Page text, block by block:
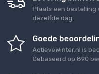
Plaats een bestelling
dezelfde dag.
Goede
ActieveWinter.nl is
Gebaseerd op 890